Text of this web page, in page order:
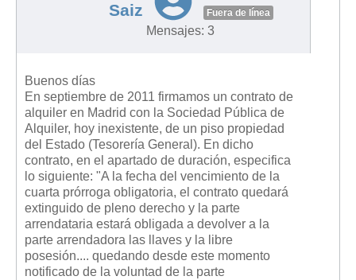
Requerimientos y comunicaciones
Legislación sobre la Comunidad de Propietarios
Legislación sobre Adquisición de Vivienda en Propiedad
Legislación de interés práctico
Diccionario
Usuario
Entrar / Salir
Mis boletines
Saiz Fuera de línea
Mensajes: 3
Buenos días
En septiembre de 2011 firmamos un contrato de
alquiler en Madrid con la Sociedad Pública de
Alquiler, hoy inexistente, de un piso propiedad
del Estado (Tesorería General). En dicho
contrato, en el apartado de duración, especifica
lo siguiente: "A la fecha del vencimiento de la
cuarta prórroga obligatoria, el contrato quedará
extinguido de pleno derecho y la parte
arrendataria estará obligada a devolver a la
parte arrendadora las llaves y la libre
posesión.... quedando desde este momento
notificado de la voluntad de la parte